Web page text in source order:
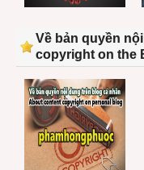
Về bản quyền
copyright on the